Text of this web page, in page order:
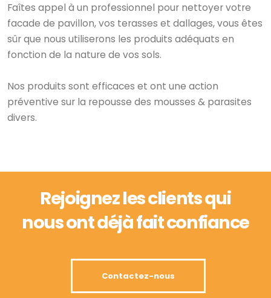
Faîtes appel à un professionnel pour nettoyer votre
facade de pavillon, vos terasses et dallages, vous êtes
sûr que nous utiliserons les produits adéquats en
fonction de la nature de vos sols.
Nos produits sont efficaces et ont une action
préventive sur la repousse des mousses & parasites
divers.
Rejoignez les clients qui
nous ont déjà fait confiance
Contactez-nous